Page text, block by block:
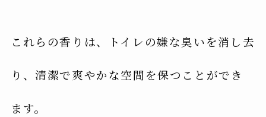
これらの香りは、トイレの嫌な臭いを消し去
り、清潔で爽やかな空間を保つことができ
ます。